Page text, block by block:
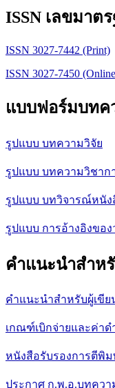
ISSN เลขมาต
ISSN 3027-7442 (Print)
ISSN 3027-7450
แบบฟอร์มบทค
รูปแบบ บทความวิจัย
รูปแบบ บทความวิชาก
รูปแบบ บทวิจารณ์หนัง
รูปแบบ การอ้างอิงของ
คำแนะนำสำห
คำแนะนำสำหรับผู้เขีย
เกณฑ์เบิกจ่ายและค่าด
หนังสือรับรองการตีพิ
ประกาศ ก.พ.อ.บทควา